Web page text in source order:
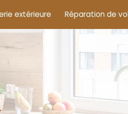
extérieure Réparation de